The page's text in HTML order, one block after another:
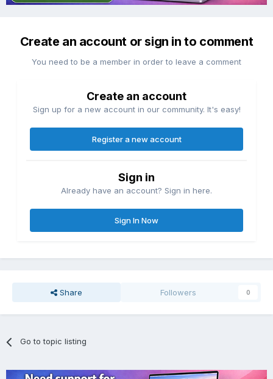
Create an account or sign in to comment
You need to be a member in order to leave a comment
Create an account
Sign up for a new account in our community. It's easy!
Register a new account
Sign in
Already have an account? Sign in here.
Sign In Now
Share Followers 0
Go to topic listing